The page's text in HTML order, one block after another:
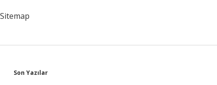
Sitemap
Sidebar
Son Yazılar